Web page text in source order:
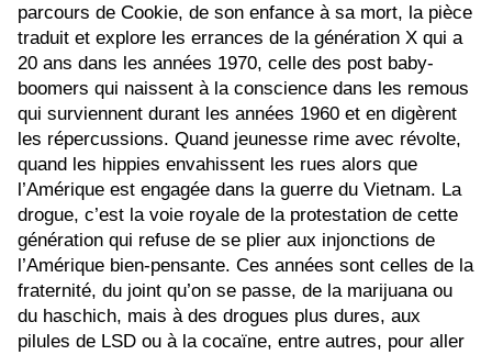
parcours de Cookie, de son enfance à sa mort, la pièce
traduit et explore les errances de la génération X qui a
20 ans dans les années 1970, celle des post baby-
boomers qui naissent à la conscience dans les remous
qui surviennent durant les années 1960 et en digèrent
les répercussions. Quand jeunesse rime avec révolte,
quand les hippies envahissent les rues alors que
l’Amérique est engagée dans la guerre du Vietnam. La
drogue, c’est la voie royale de la protestation de cette
génération qui refuse de se plier aux injonctions de
l’Amérique bien-pensante. Ces années sont celles de la
fraternité, du joint qu’on se passe, de la marijuana ou
du haschich, mais à des drogues plus dures, aux
pilules de LSD ou à la cocaïne, entre autres, pour aller